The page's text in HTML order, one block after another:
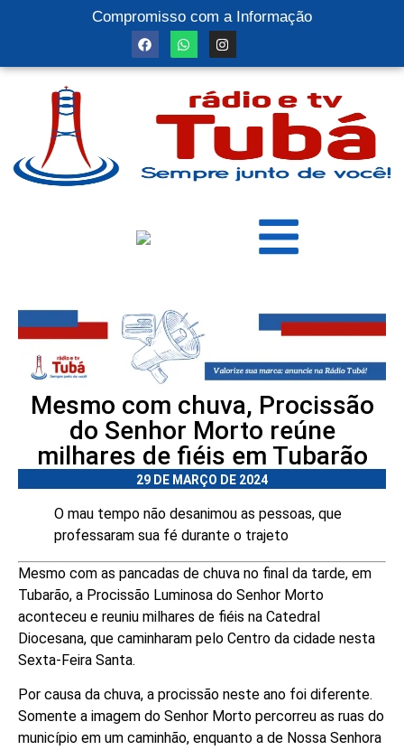
Compromisso com a Informação
Mesmo com chuva, Procissão
do Senhor Morto reúne
milhares de fiéis em Tubarão
29 DE MARÇO DE 2024
O mau tempo não desanimou as pessoas, que
professaram sua fé durante o trajeto
Mesmo com as pancadas de chuva no final da tarde, em
Tubarão, a Procissão Luminosa do Senhor Morto
aconteceu e reuniu milhares de fiéis na Catedral
Diocesana, que caminharam pelo Centro da cidade nesta
Sexta-Feira Santa.
Por causa da chuva, a procissão neste ano foi diferente.
Somente a imagem do Senhor Morto percorreu as ruas do
município em um caminhão, enquanto a de Nossa Senhora